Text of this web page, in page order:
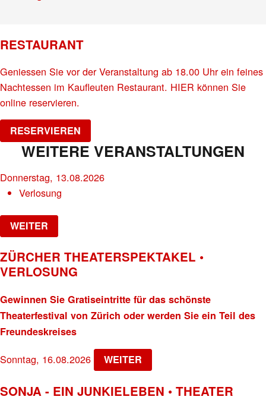
RESTAURANT
Geniessen Sie vor der Veranstaltung ab 18.00 Uhr ein feines
Nachtessen im Kaufleuten Restaurant. HIER können Sie
online reservieren.
RESERVIEREN
WEITERE VERANSTALTUNGEN
Donnerstag, 13.08.2026
Verlosung
WEITER
ZÜRCHER THEATERSPEKTAKEL •
VERLOSUNG
Gewinnen Sie Gratiseintritte für das schönste
Theaterfestival von Zürich oder werden Sie ein Teil des
Freundeskreises
Sonntag, 16.08.2026 WEITER
SONJA - EIN JUNKIELEBEN • THEATER